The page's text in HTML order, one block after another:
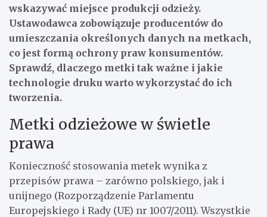
wskazywać miejsce produkcji odzieży.
Ustawodawca zobowiązuje producentów do
umieszczania określonych danych na metkach,
co jest formą ochrony praw konsumentów.
Sprawdź, dlaczego metki tak ważne i jakie
technologie druku warto wykorzystać do ich
tworzenia.
Metki odzieżowe w świetle
prawa
Konieczność stosowania metek wynika z
przepisów prawa – zarówno polskiego, jak i
unijnego (Rozporządzenie Parlamentu
Europejskiego i Rady (UE) nr 1007/2011). Wszystkie